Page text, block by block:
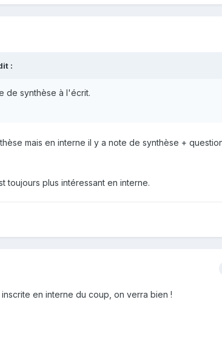
:
de synthèse à l'écrit.
mais en interne il y a note de synthèse +
toujours plus intéressant en interne.
en interne du coup, on verra bien !